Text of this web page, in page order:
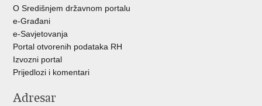
O Središnjem državnom portalu
e-Građani
e-Savjetovanja
Portal otvorenih podataka RH
Izvozni portal
Prijedlozi i komentari
Adresar